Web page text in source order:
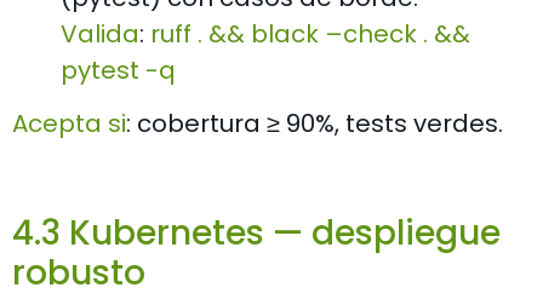
Valida: ruff . && black –check . &&
pytest -q
Acepta si: cobertura ≥ 90%, tests verdes.
4.3 Kubernetes — despliegue
robusto